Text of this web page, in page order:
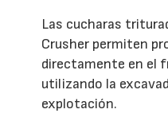
Las cucharas
Crusher permiten
directamente en el
utilizando la
explotación.